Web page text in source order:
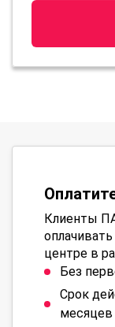
Клиенты
центре в
Без
Срок
месяцев